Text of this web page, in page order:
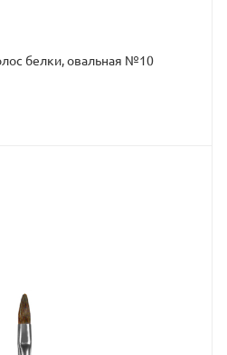
белки, овальная №10